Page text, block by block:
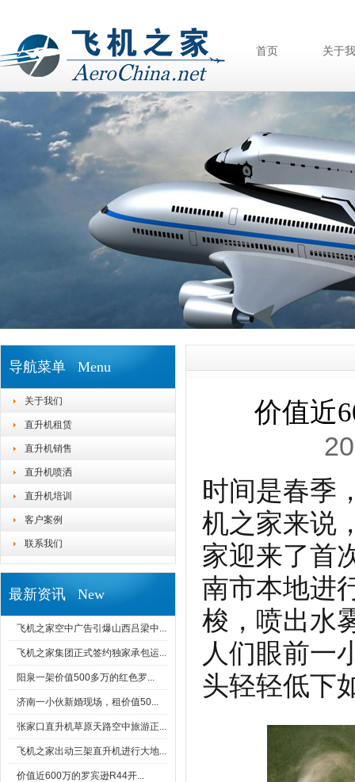
首页 关于
导航菜单 Menu
关于我们
直升机租赁
直升机销售
直升机喷洒
直升机培训
客户案例
联系我们
最新资讯 New
飞机之家空中广告引爆山西吕梁中...
飞机之家集团正式签约独家承包运...
阳泉一架价值500多万的红色罗...
济南一小伙新婚现场，租价值50...
张家口直升机草原天路空中旅游正...
飞机之家出动三架直升机进行大地...
价值近600万的罗宾逊R44开...
价值近
时间是春季
机之家来说
家迎来了首
南市本地进
梭，喷出水
人们眼前一
头轻轻低下